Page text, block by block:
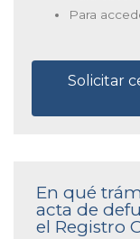
Para
Solicitar
En qué
acta de
el Registro